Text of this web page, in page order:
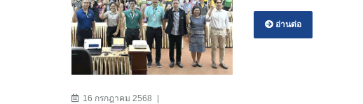
16 กรกฎาคม 2568
อ่านต่อ